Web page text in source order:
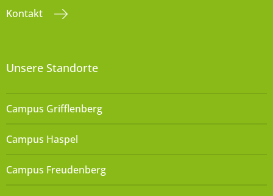
Kontakt
Unsere Standorte
Campus Grifflenberg
Campus Haspel
Campus Freudenberg